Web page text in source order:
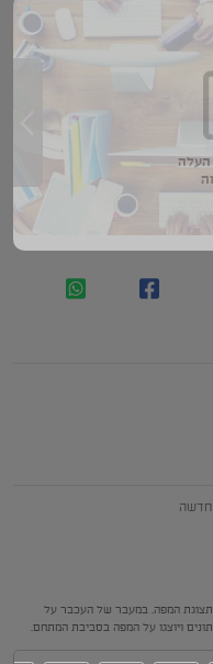
חדשה
תצוגת המפה. במעבר של העכבר על
ויוצגו על המפה בסביבת המתחם.